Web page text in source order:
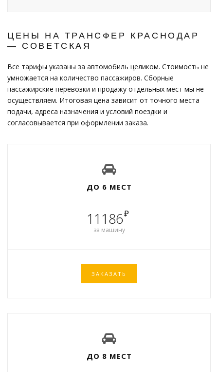
ЦЕНЫ НА ТРАНСФЕР КРАСНОДАР
— СОВЕТСКАЯ
Все тарифы указаны за автомобиль целиком. Стоимость не
умножается на количество пассажиров. Сборные
пассажирские перевозки и продажу отдельных мест мы не
осуществляем. Итоговая цена зависит от точного места
подачи, адреса назначения и условий поездки и
согласовывается при оформлении заказа.
ДО 6 МЕСТ
11186₽
за машину
ЗАКАЗАТЬ
ДО 8 МЕСТ